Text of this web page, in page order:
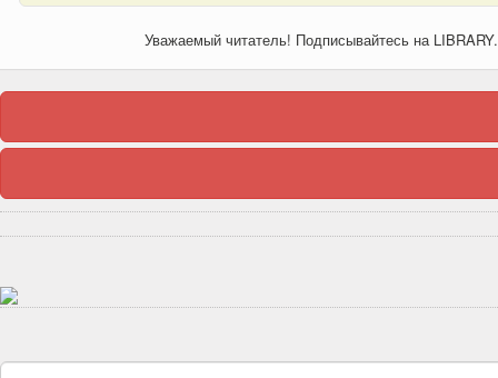
Уважаемый читатель! Подписывайтесь на